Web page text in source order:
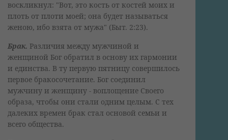
воскликнул: "Вот, это кость от костей моих и
плоть от плоти моей; она будет называться
женою, ибо взята от мужа" (Быт. 2:23).
Брак. Различия между мужчиной и
женщиной Бог обратил в основу их гармонии
и единства. В ту первую пятницу совершилось
первое бракосочетание. Бог соединил
мужчину и женщину - воплощение Своего
образа, чтобы они стали одним целым. С тех
далеких времен брак стал основой семьи и
всего общества.